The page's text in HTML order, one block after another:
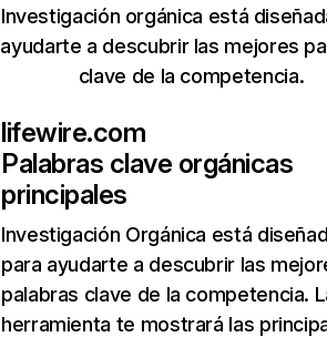
Investigación orgánica está
ayudarte a descubrir las mejores
clave de la competencia.
lifewire.com
Palabras clave orgánicas
principales
Investigación Orgánica está
para ayudarte a descubrir las
palabras clave de la competencia.
herramienta te mostrará las